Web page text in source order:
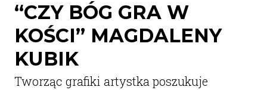
“CZY BÓG GRA W
KOŚCI” MAGDALENY
KUBIK
Tworząc grafiki artystka poszukuje